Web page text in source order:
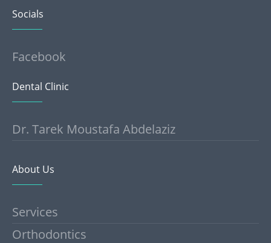
Socials
Facebook
Dental Clinic
Dr. Tarek Moustafa Abdelaziz
About Us
Services
Orthodontics